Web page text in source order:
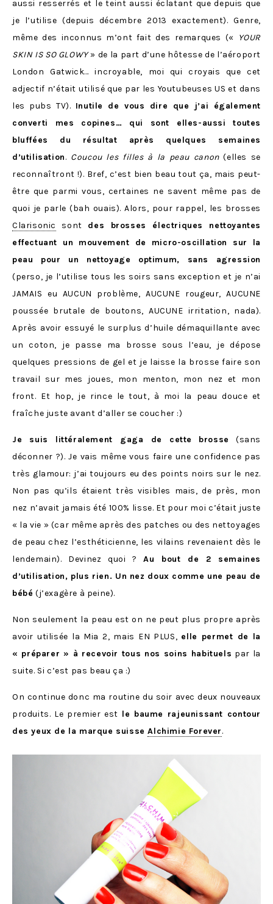
aussi resserrés et le teint aussi éclatant que depuis que
je l’utilise (depuis décembre 2013 exactement). Genre,
même des inconnus m’ont fait des remarques («
YOUR
SKIN IS SO GLOWY» de la part d’une hôtesse de l’aéroport
London Gatwick… incroyable, moi qui croyais que cet
adjectif n’était utilisé que par les Youtubeuses US et dans
les pubs TV). Inutile de vous dire que j’ai également
converti mes copines… qui sont elles-aussi toutes
bluffées du résultat après quelques semaines
d’utilisation. Coucou les filles à la peau canon(elles se
reconnaîtront !). Bref, c’est bien beau tout ça, mais peut-
être que parmi vous, certaines ne savent même pas de
quoi je parle (bah ouais). Alors, pour rappel, les brosses
Clarisonic
sont des brosses électriques nettoyantes
effectuant un mouvement de micro-oscillation sur la
peau pour un nettoyage optimum, sans agression
(perso, je l’utilise tous les soirs sans exception et je n’ai
JAMAIS eu AUCUN problème, AUCUNE rougeur, AUCUNE
poussée brutale de boutons, AUCUNE irritation, nada).
Après avoir essuyé le surplus d’huile démaquillante avec
un coton, je passe ma brosse sous l’eau, je dépose
quelques pressions de gel et je laisse la brosse faire son
travail sur mes joues, mon menton, mon nez et mon
front. Et hop, je rince le tout, à moi la peau douce et
fraîche juste avant d’aller se coucher :)
Je suis littéralement gaga de cette brosse
(sans
déconner ?). Je vais même vous faire une confidence pas
très glamour: j’ai toujours eu des points noirs sur le nez.
Non pas qu’ils étaient très visibles mais, de près, mon
nez n’avait jamais été 100% lisse. Et pour moi c’était juste
« la vie » (car même après des patches ou des nettoyages
de peau chez l’esthéticienne, les vilains revenaient dès le
lendemain). Devinez quoi ?Au bout de 2 semaines
d’utilisation, plus rien. Un nez doux comme une peau de
bébé (j’exagère à peine).
Non seulement la peau est on ne peut plus propre après
avoir utilisée la Mia 2, mais EN PLUS, elle permet de la
« préparer » à recevoir tous nos soins habituels par la
suite. Si c’est pas beau ça :)
On continue donc ma routine du soir avec deux nouveaux
produits. Le premier est le baume rajeunissant contour
des yeux de la marque suisseAlchimie Forever.